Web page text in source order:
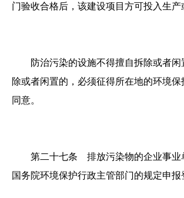
门验收合格后，该建设项目方可投入生产
防治污染的设施不得擅自拆除或者
除或者闲置的，必须征得所在地的环境保
同意。
第二十七条 排放污染物的企业事业
国务院环境保护行政主管部门的规定申报